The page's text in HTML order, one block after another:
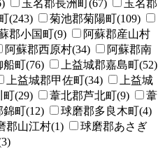
玉名郡長洲町(67)
玉名郡
(243)
菊池郡菊陽町(109)
郡小国町(9)
阿蘇郡産山村
阿蘇郡西原村(34)
阿蘇郡南
町(76)
上益城郡嘉島町(52)
上益城郡甲佐町(34)
上益城
町(29) 葦北郡芦北町(9)
葦
錦町(12)
球磨郡多良木町(4)
郡山江村(1)
球磨郡あさぎ